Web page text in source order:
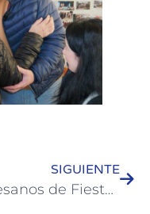
SIGUIENTE
Artesanos de Fiesta Nacional exponen en la explanada del puerto